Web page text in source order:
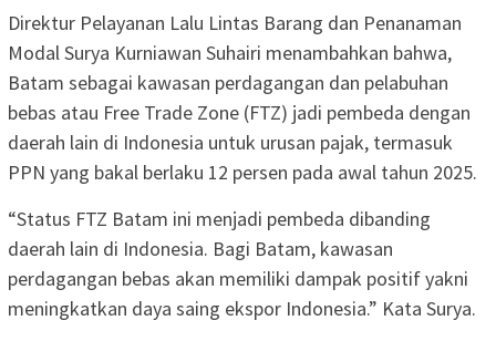
Direktur Pelayanan Lalu Lintas Barang dan Penanaman
Modal Surya Kurniawan Suhairi menambahkan bahwa,
Batam sebagai kawasan perdagangan dan pelabuhan
bebas atau Free Trade Zone (FTZ) jadi pembeda dengan
daerah lain di Indonesia untuk urusan pajak, termasuk
PPN yang bakal berlaku 12 persen pada awal tahun 2025.
“Status FTZ Batam ini menjadi pembeda dibanding
daerah lain di Indonesia. Bagi Batam, kawasan
perdagangan bebas akan memiliki dampak positif yakni
meningkatkan daya saing ekspor Indonesia.” Kata Surya.